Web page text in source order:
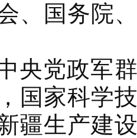
、国务院
党政军群
国家科学
疆生产建